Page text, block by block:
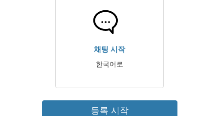
채팅 시작
한국어로
등록 시작